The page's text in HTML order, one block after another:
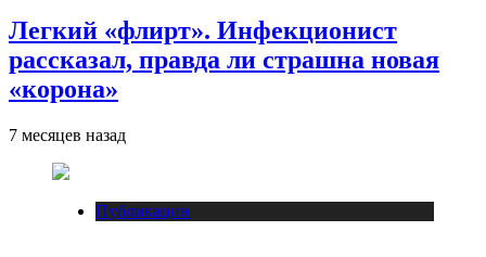
Легкий «флирт». Инфекционист
рассказал, правда ли страшна новая
«корона»
7 месяцев назад
Публикации